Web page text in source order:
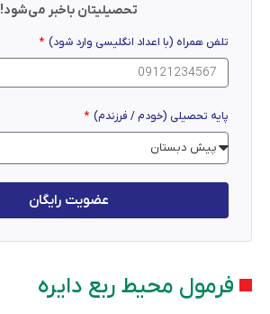
تحصیلیتان باخبر می‌شود!
تلفن همراه (با اعداد انگلیسی وارد شود)
پایه تحصیلی (خودم / فرزندم)
عضویت رایگان
فرمول محیط ربع دایره